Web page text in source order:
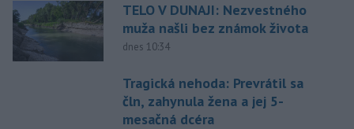
TELO V DUNAJI: Nezvestného
muža našli bez známok života
dnes 10:34
Tragická nehoda: Prevrátil sa
čln, zahynula žena a jej 5-
mesačná dcéra